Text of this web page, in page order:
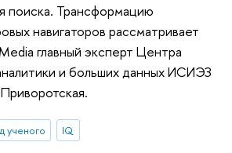
поиска. Трансформацию
навигаторов рассматривает
главный эксперт Центра
и больших данных ИСИЭЗ
ученого IQ